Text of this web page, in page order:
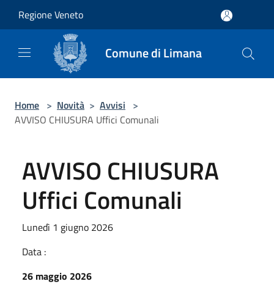
Regione Veneto
Comune di Limana
Home > Novità > Avvisi >
AVVISO CHIUSURA Uffici Comunali
AVVISO CHIUSURA
Uffici Comunali
Lunedì 1 giugno 2026
Data :
26 maggio 2026